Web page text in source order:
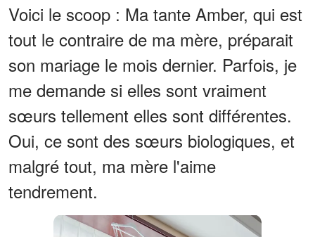
Voici le scoop : Ma tante Amber, qui est
tout le contraire de ma mère, préparait
son mariage le mois dernier. Parfois, je
me demande si elles sont vraiment
sœurs tellement elles sont différentes.
Oui, ce sont des sœurs biologiques, et
malgré tout, ma mère l'aime
tendrement.